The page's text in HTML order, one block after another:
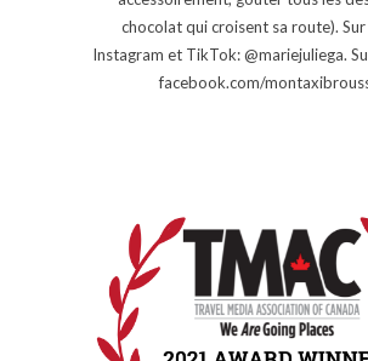
chocolat qui croisent sa route).
Instagram et TikTok: @mariejuliega.
facebook.com/